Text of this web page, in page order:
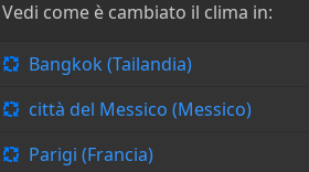
Vedi come è cambiato il clima in:
Bangkok (Tailandia)
città del Messico (Messico)
Parigi (Francia)